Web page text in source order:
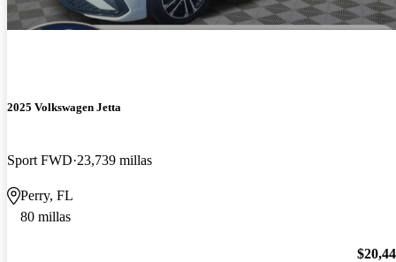
2025 Volkswagen Jetta
Sport FWD 23,739 millas
Perry, FL
80 millas